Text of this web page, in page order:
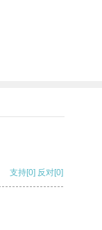
支持[0] 反对[0]